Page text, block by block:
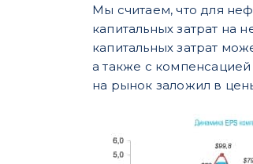
Мы считаем, что для
капитальных затрат на
капитальных затрат
а также с
на рынок заложил в